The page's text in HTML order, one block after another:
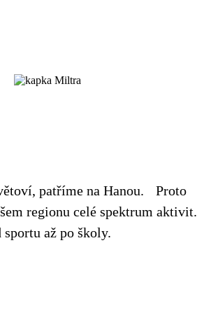
patříme na Hanou. Proto
regionu celé spektrum aktivit.
sportu až po školy.